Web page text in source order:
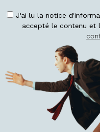
J'ai lu la notice
accepté le contenu et